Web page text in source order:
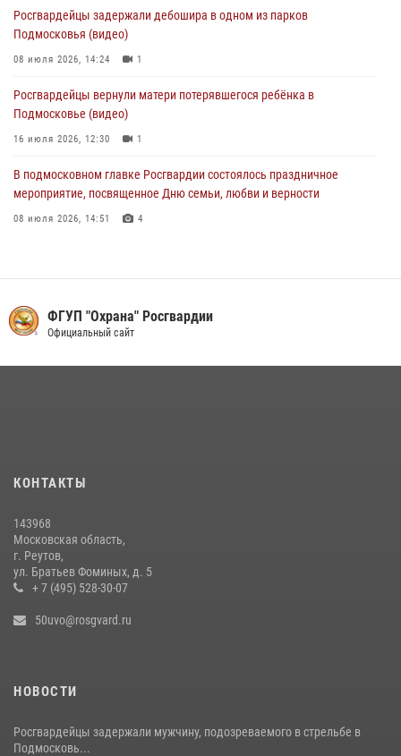
29 июля 2026, 14:37
Росгвардейцы задержали дебошира в одном из парков
Подмосковья (видео)
08 июля 2026, 14:24 1
Росгвардейцы вернули матери потерявшегося ребёнка в
Подмосковье (видео)
16 июля 2026, 12:30 1
В подмосковном главке Росгвардии состоялось праздничное
мероприятие, посвященное Дню семьи, любви и верности
08 июля 2026, 14:51 4
Росгвардейцы задержали рецидивиста, подозреваемого в краже на
13 июля 2026, 14:14
ФГУП "Охрана" Росгвардии
Официальный сайт
КОНТАКТЫ
143968
Московская область,
г. Реутов,
ул. Братьев Фоминых, д. 5
+ 7 (495) 528-30-07
50uvo@rosgvard.ru
НОВОСТИ
Росгвардейцы задержали мужчину, подозреваемого в стрельбе в
Подмосковь...